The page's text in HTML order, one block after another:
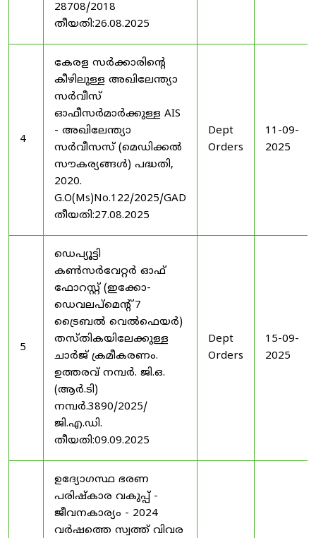
28708/2018
തീയതി:26.08.2025
4
കേരള സർക്കാരിന്റെ
കീഴിലുള്ള അഖിലേന്ത്യാ
സർവീസ്
ഓഫീസർമാർക്കുള്ള AIS
- അഖിലേന്ത്യാ
സർവീസസ് (മെഡിക്കൽ
സൗകര്യങ്ങൾ) പദ്ധതി,
2020.
G.O(Ms)No.122/2025/GAD
തീയതി:27.08.2025
Dept
Orders
11-09-
2025
5
ഡെപ്യൂട്ടി
കൺസർവേറ്റർ ഓഫ്
ഫോറസ്റ്റ് (ഇക്കോ-
ഡെവലപ്മെന്റ് 7
ട്രൈബൽ വെൽഫെയർ)
തസ്തികയിലേക്കുള്ള
ചാർജ് ക്രമീകരണം.
ഉത്തരവ് നമ്പർ. ജി.ഒ.
(ആർ.ടി)
നമ്പർ.3890/2025/
ജി.എ.ഡി.
തീയതി:09.09.2025
Dept
Orders
15-09-
2025
ഉദ്യോഗസ്ഥ ഭരണ
പരിഷ്കാര വകുപ്പ് -
ജീവനകാര്യം - 2024
വർഷത്തെ സ്വത്ത് വിവര